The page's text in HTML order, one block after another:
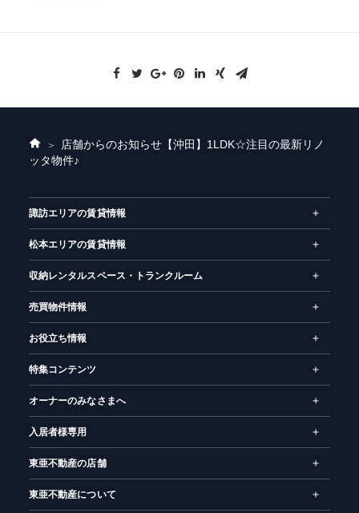
ホ
ー
店舗からのお知らせ 【沖田】1LDK☆注目の最新リノ
ッタ物件♪
諏訪エリアの賃貸情報
松本エリアの賃貸情報
収納レンタルスペース・トランクルーム
売買物件情報
お役立ち情報
特集コンテンツ
オーナーのみなさまへ
入居者様専用
東亜不動産の店舗
東亜不動産について